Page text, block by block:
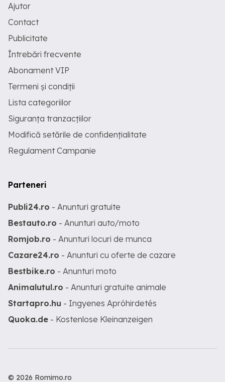
Ajutor
Contact
Publicitate
Întrebări frecvente
Abonament VIP
Termeni și condiții
Lista categoriilor
Siguranța tranzacțiilor
Modifică setările de confidențialitate
Regulament Campanie
Parteneri
Publi24.ro - Anunturi gratuite
Bestauto.ro - Anunturi auto/moto
Romjob.ro - Anunturi locuri de munca
Cazare24.ro - Anunturi cu oferte de cazare
Bestbike.ro - Anunturi moto
Animalutul.ro - Anunturi gratuite animale
Startapro.hu - Ingyenes Apróhirdetés
Quoka.de - Kostenlose Kleinanzeigen
© 2026 Romimo.ro